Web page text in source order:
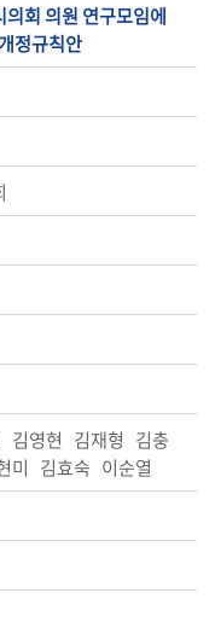
회 의원 연구모임에
정규칙안
김영현 김재형 김충
미 김효숙 이순열